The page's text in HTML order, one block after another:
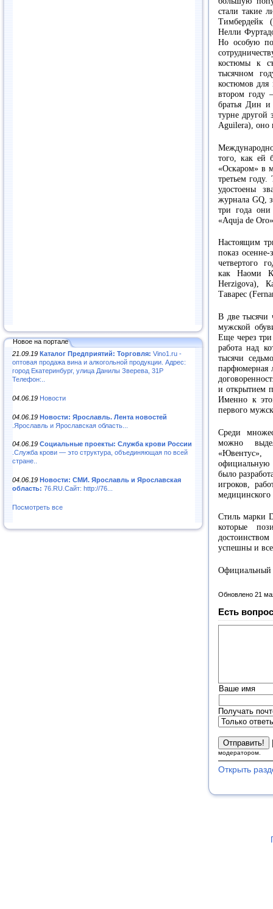
Новое на портале
21.09.19 Каталог Предприятий: Торговля: Vino1.ru -
оптовая продажа вина и алкогольной продукции. Адрес:
город Екатеринбург, улица Данилы Зверева, 31Р
Телефон:..
04.06.19 Новости
04.06.19 Новости: Ярославль. Лента новостей
.Ярославль и Ярославская область...
04.06.19 Социальные проекты: Служба крови России
.Служба крови — это структура, объединяющая по всей
стране..
04.06.19 Новости: СМИ. Ярославль и Ярославская
область: 76.RU.Сайт: http://76...
Посмотреть все
стали такие
Тимбердейк
Нелли
Но особую
костюмы к
тысячном
костюмов для
втором году
братья Дин и
турне
Aguilera), оно
того, как ей
«Оскаром» в
третьем
удостоены
журнала GQ,
три года они
«Aquja de
Настоящим
показ
четвертого
как Наоми
Herzigova),
Таварес
В две тысячи
мужской
Еще через
работа над
тысячи
парфюмерная
и открытием
Именно к
первого
Среди
можно
«Ювентус»,
официальную
было
игроков,
медицинского
Стиль марки
которые
успешны и
Официальный
Обновлено 21
Есть
Ваше имя
Получать
модератором.
Открыть